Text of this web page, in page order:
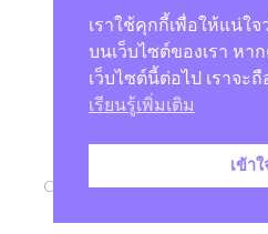
นโยบายความเป็นส่วนตัว
Copyright © 2026 |Studio
เราใช้คุกกี้เพื่อให้แน่ใ
บนเว็บไซต์ของเรา ห
เว็บไซต์นี้ต่อไป เราจ
เรียนรู้เพิ่มเติม
เข้า